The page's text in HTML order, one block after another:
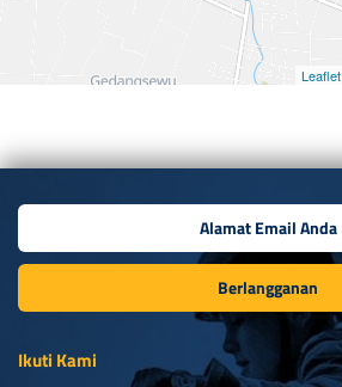
Leaflet
Berlangganan
Ikuti Kami